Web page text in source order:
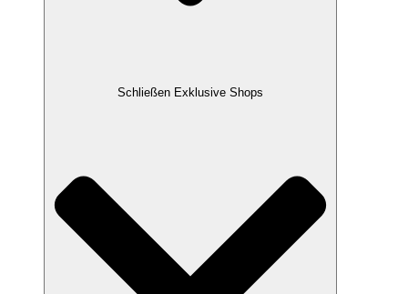
Schließen Exklusive Shops